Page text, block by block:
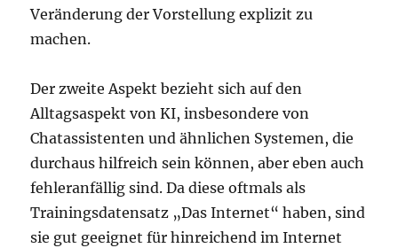
Veränderung der Vorstellung explizit zu
machen.
Der zweite Aspekt bezieht sich auf den
Alltagsaspekt von KI, insbesondere von
Chatassistenten und ähnlichen Systemen, die
durchaus hilfreich sein können, aber eben auch
fehleranfällig sind. Da diese oftmals als
Trainingsdatensatz „Das Internet“ haben, sind
sie gut geeignet für hinreichend im Internet